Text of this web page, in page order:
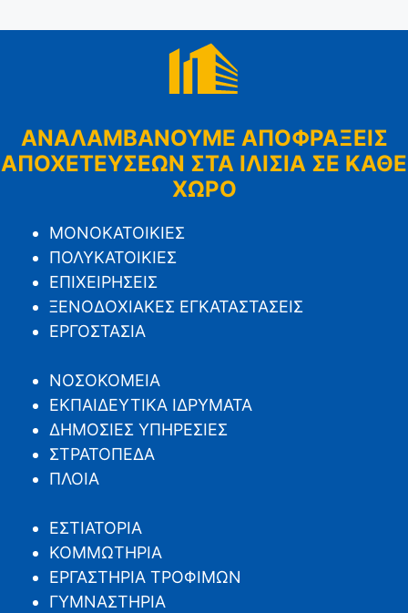
ΑΝΑΛΑΜΒΑΝΟΥΜΕ ΑΠΟΦΡΑΞΕΙΣ
ΑΠΟΧΕΤΕΥΣΕΩΝ ΣΤΑ ΙΛΙΣΙΑ ΣΕ ΚΑΘΕ
ΧΩΡΟ
ΜΟΝΟΚΑΤΟΙΚΙΕΣ
ΠΟΛΥΚΑΤΟΙΚΙΕΣ
ΕΠΙΧΕΙΡΗΣΕΙΣ
ΞΕΝΟΔΟΧΙΑΚΕΣ ΕΓΚΑΤΑΣΤΑΣΕΙΣ
ΕΡΓΟΣΤΑΣΙΑ
ΝΟΣΟΚΟΜΕΙΑ
ΕΚΠΑΙΔΕΥΤΙΚΑ ΙΔΡΥΜΑΤΑ
ΔΗΜΟΣΙΕΣ ΥΠΗΡΕΣΙΕΣ
ΣΤΡΑΤΟΠΕΔΑ
ΠΛΟΙΑ
ΕΣΤΙΑΤΟΡΙΑ
ΚΟΜΜΩΤΗΡΙΑ
ΕΡΓΑΣΤΗΡΙΑ ΤΡΟΦΙΜΩΝ
ΓΥΜΝΑΣΤΗΡΙΑ